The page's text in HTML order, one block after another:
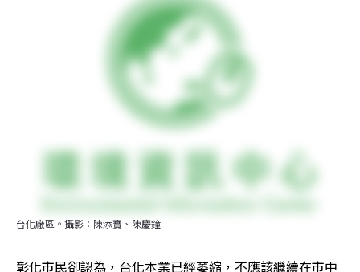
台化廠區。攝影：陳添寶、陳慶鐘
彰化市民卻認為，台化本業已經萎縮，不應該繼續在市中